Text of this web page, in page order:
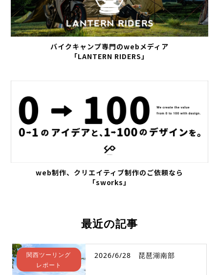
バイクキャンプ専門のwebメディア
「LANTERN RIDERS」
web制作、クリエイティブ制作のご依頼なら
「sworks」
最近の記事
関西ツーリング
レポート
2026/6/28 琵琶湖南部